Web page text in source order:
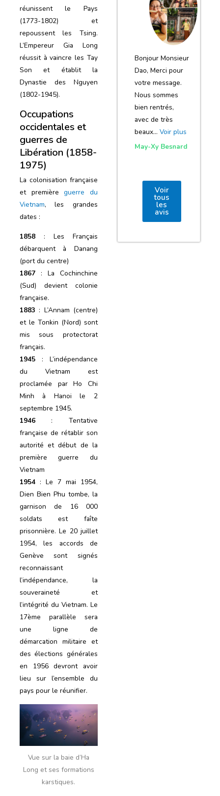
réunissent le Pays
(1773-1802) et
repoussent les Tsing.
L’Empereur Gia Long
réussit à vaincre les Tay
Son et établit la
Dynastie des Nguyen
(1802-1945).
Occupations
occidentales et
guerres de
Libération (1858-
1975)
La colonisation française
et premièreguerre du
Vietnam, les grandes
dates :
1858 : Les Français
débarquent à Danang
(port du centre)
1867 : La Cochinchine
(Sud) devient colonie
française.
1883 : L’Annam (centre)
et le Tonkin (Nord) sont
mis sous protectorat
français.
1945 : L’indépendance
du Vietnam est
proclamée par Ho Chi
Minh à Hanoi le 2
septembre 1945.
1946 : Tentative
française de rétablir son
autorité et début de la
première guerre du
Vietnam
1954 : Le 7 mai 1954,
Dien Bien Phu tombe, la
garnison de 16 000
soldats est faîte
prisonnière. Le 20 juillet
1954, les accords de
Genève sont signés
reconnaissant
l’indépendance, la
souveraineté et
l’intégrité du Vietnam. Le
17ème parallèle sera
une ligne de
démarcation militaire et
des élections générales
en 1956 devront avoir
lieu sur l’ensemble du
pays pour le réunifier.
Vue sur la baie d’Ha
Long et ses formations
karstiques.
notre voyage
et de votre
agence
Bonjour Monsieur
Dao, Merci pour
votre message.
Nous sommes
bien rentrés,
avec de très
beaux… Voir plus
May-Xy Besnard
Voir
tous
les
avis